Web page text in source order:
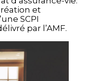
et
SCPI
par l’AMF.